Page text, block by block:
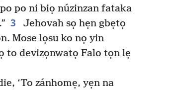
po ni biọ núzinzan fataka
3
Jehovah sọ hẹn gbẹtọ
Mose lọsu ko nọ yin
to devizọnwatọ Falo tọn lẹ
‘To zánhomẹ, yẹn na